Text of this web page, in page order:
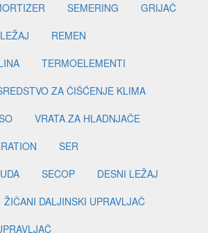
SEMERING
GRIJAČ
LEŽAJ
REMEN
TERMOELEMENTI
ZA ČIŠĆENJE KLIMA
VRATA ZA HLADNJAČE
SER
SECOP
DESNI LEŽAJ
ŽIČANI DALJINSKI UPRAVLJAČ